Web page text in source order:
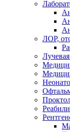
ЛОР,